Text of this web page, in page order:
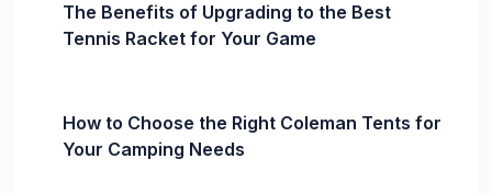
The Benefits of Upgrading to the Best
Tennis Racket for Your Game
How to Choose the Right Coleman Tents for
Your Camping Needs